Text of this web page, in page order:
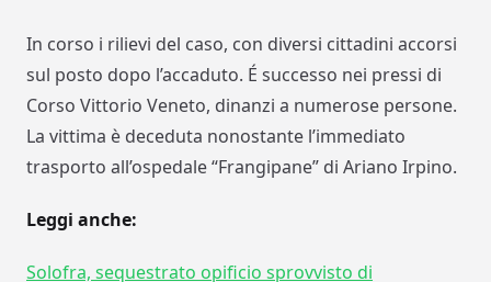
In corso i rilievi del caso, con diversi cittadini accorsi
sul posto dopo l’accaduto. É successo nei pressi di
Corso Vittorio Veneto, dinanzi a numerose persone.
La vittima è deceduta nonostante l’immediato
trasporto all’ospedale “Frangipane” di Ariano Irpino.
Leggi anche:
Solofra, sequestrato opificio sprovvisto di